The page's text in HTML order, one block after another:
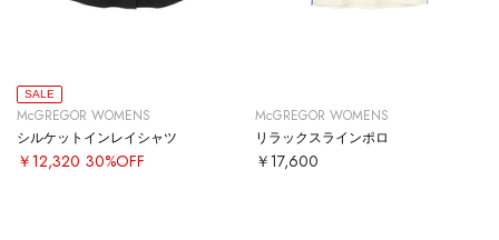
SALE
McGREGOR WOMENS
シルケットインレイシャツ
￥12,320 30%OFF
McGREGOR WOMENS
リラックスラインポロ
￥17,600